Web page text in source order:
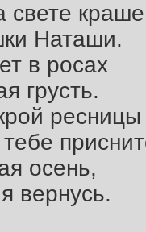
свете краше
Наташи.
в росах
грусть.
ресницы
осень,
вернусь.